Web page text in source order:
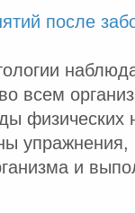
после
всем
физических
упражнения,
и